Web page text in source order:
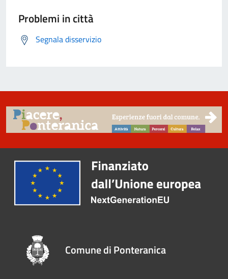
Problemi in città
Segnala disservizio
Comune di Ponteranica